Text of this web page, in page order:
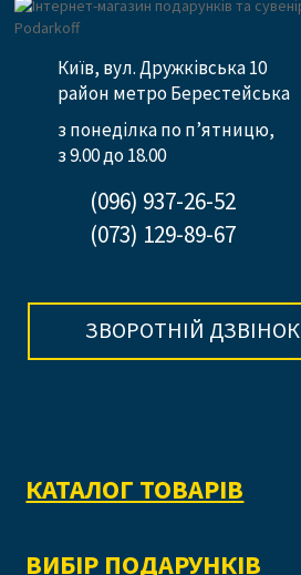
Київ, вул. Дружківська 10
район метро Берестейська
з понеділка по п’ятницю,
з 9.00 до 18.00
(096) 937-26-52
(073) 129-89-67
ЗВОРОТНІЙ ДЗВІНОК
КАТАЛОГ ТОВАРІВ
ВИБІР ПОДАРУНКІВ